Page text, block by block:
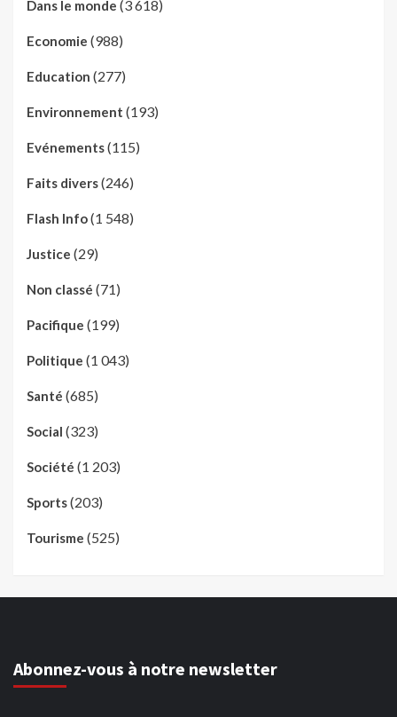
Dans le monde (3 618)
Economie (988)
Education (277)
Environnement (193)
Evénements(115)
Faits divers(246)
Flash Info(1 548)
Justice (29)
Non classé (71)
Pacifique (199)
Politique (1 043)
Santé (685)
Social (323)
Société (1 203)
Sports(203)
Tourisme (525)
Abonnez-vous à notre newsletter